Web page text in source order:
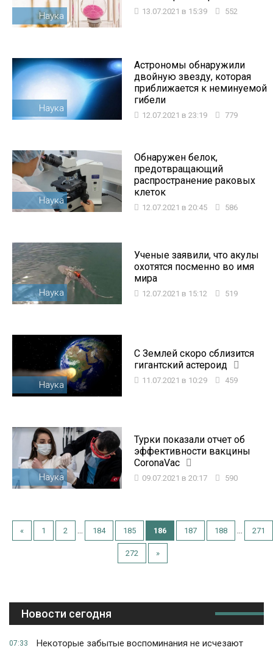
Наука 13.07.2021 в 15:39 552
Наука
Астрономы обнаружили
двойную звезду, которая
приближается к неминуемой
гибели
12.07.2021 в 23:19 779
Наука
Обнаружен белок,
предотвращающий
распространение раковых
клеток
12.07.2021 в 20:45 586
Наука
Ученые заявили, что акулы
охотятся посменно во имя
мира
12.07.2021 в 15:12 519
Наука
С Землей скоро сблизится
гигантский астероид
11.07.2021 в 10:29 459
Наука
Турки показали отчет об
эффективности вакцины
CoronaVac
09.07.2021 в 20:17 590
« 1 2 184 185 186 187 188 271
272 »
Новости сегодня
07:33
Некоторые забытые воспоминания не исчезают